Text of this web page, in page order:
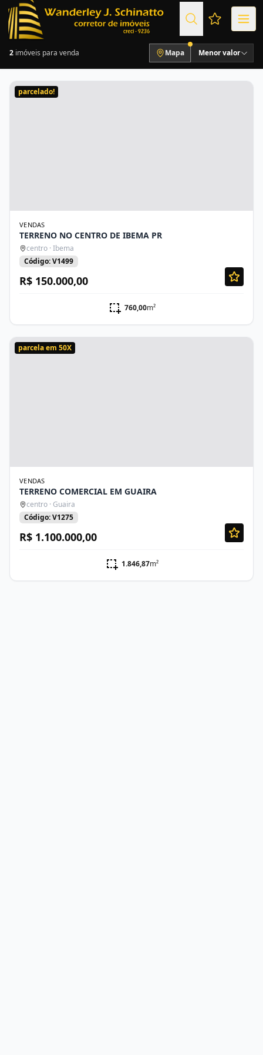
Favoritos
2 imóveis para venda Mapa Menor valor
parcelado!
VENDAS
TERRENO NO CENTRO DE IBEMA PR
centro · Ibema
Código: V1499
R$ 150.000,00
760,00m²
parcela em 50X
VENDAS
TERRENO COMERCIAL EM GUAIRA
centro · Guaira
Código: V1275
R$ 1.100.000,00
1.846,87m²